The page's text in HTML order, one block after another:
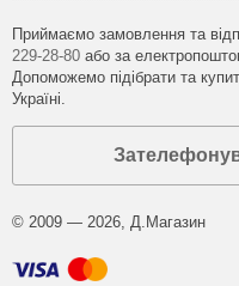
Приймаємо замовлення та
229-28-80 або за
Допоможемо підібрати та
Україні.
© 2009 — 2026, Д.Магазин